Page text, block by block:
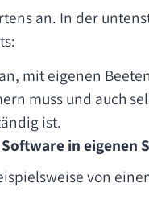
an. In der
mit eigenen
muss und auch
ist.
in eigenen
von